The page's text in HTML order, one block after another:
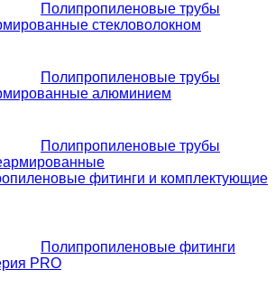
Полипропиленовые трубы
стекловолокном
Полипропиленовые трубы
алюминием
Полипропиленовые трубы
фитинги и комплектующие
Полипропиленовые фитинги
PRO